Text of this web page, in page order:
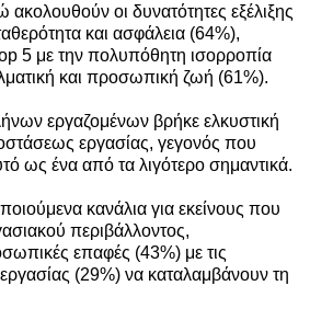
οι δυνατότητες εξέλιξης
και ασφάλεια (64%),
5 με την πολυπόθητη ισορροπία
και προσωπική ζωή (61%).
εργαζομένων βρήκε ελκυστική
εργασίας, γεγονός που
ως ένα από τα λιγότερο σημαντικά.
κανάλια για εκείνους που
περιβάλλοντος,
επαφές (43%) με τις
εργασίας (29%) να καταλαμβάνουν τη